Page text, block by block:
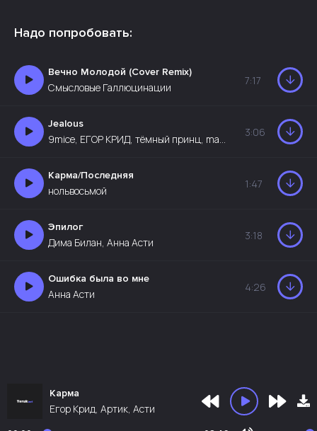
Надо попробовать:
Вечно Молодой (Cover Remix)
Смысловые Галлюцинации
7:17
Jealous
9mice, ЕГОР КРИД, тёмный принц, madk1d
3:06
Карма/Последняя
нольвосьмой
1:47
Эпилог
Дима Билан, Анна Асти
3:18
Ошибка была во мне
Анна Асти
4:26
Карма
Егор Крид, Артик, Асти